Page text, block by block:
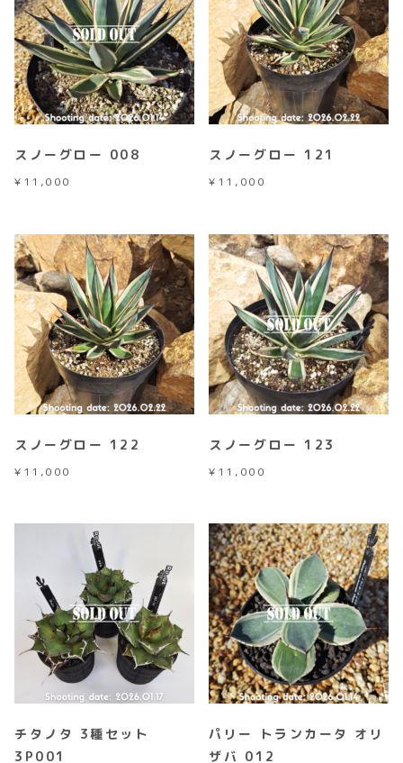
スノーグロー 008
¥ 11,000
スノーグロー 121
¥ 11,000
スノーグロー 122
¥ 11,000
スノーグロー 123
¥ 11,000
チタノタ 3種セット
3P001
パリー トランカータ オリ
ザバ 012